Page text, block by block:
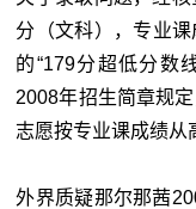
分（文科），专业
的“179分超低分数
2008年招生简章规
志愿按专业课成绩从
外界质疑那尔那茜